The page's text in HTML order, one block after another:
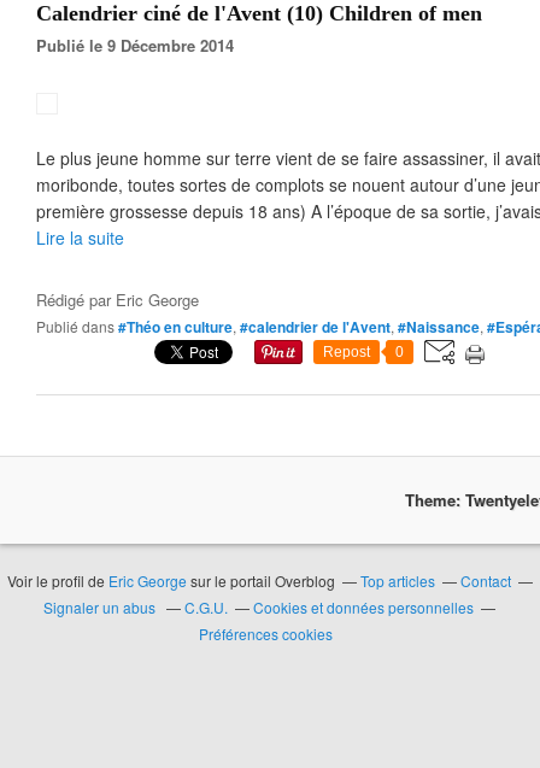
Calendrier ciné de l'Avent (10) Children of men
Publié le 9 Décembre 2014
Le plus jeune homme sur terre vient de se faire assassiner, il
moribonde, toutes sortes de complots se nouent autour d’une
première grossesse depuis 18 ans) A l’époque de sa sortie,
Lire la suite
Rédigé par Eric George
Publié dans#Théo en culture, #calendrier de l'Avent, #Naissance,
Repost 0
Theme:
Voir le profil de Eric George sur le portail Overblog Top articles
Contact
Signaler un abus
C.G.U.
Cookies et données personnelles
Préférences cookies